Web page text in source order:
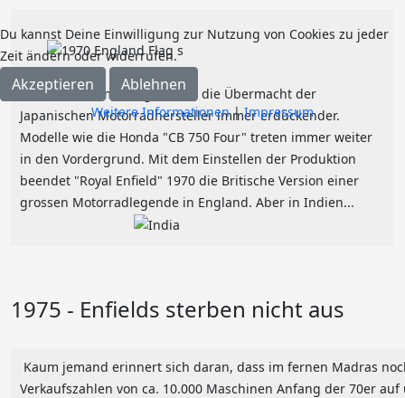
Trotz aller Bemühungen wird die Übermacht der
Japanischen Motorradhersteller immer erdückender.
Modelle wie die Honda "CB 750 Four" treten immer weiter
in den Vordergrund. Mit dem Einstellen der Produktion
beendet "Royal Enfield" 1970 die Britische Version einer
grossen Motorradlegende in England. Aber in Indien...
1975 - Enfields sterben nicht aus
Kaum jemand erinnert sich daran, dass im fernen Madras
Verkaufszahlen von ca. 10.000 Maschinen Anfang der 70er
Du kannst Deine Einwilligung zur Nutzung von Cookies zu jeder
Zeit ändern oder widerrufen.
Akzeptieren Ablehnen
Weitere Informationen|Impressum